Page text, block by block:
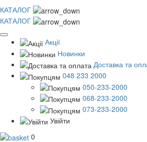
КАТАЛОГ
КАТАЛОГ
Акції
Новинки
Доставка та
048 233 2000
050-233-2000
068-233-2000
073-233-2000
Увійти
0